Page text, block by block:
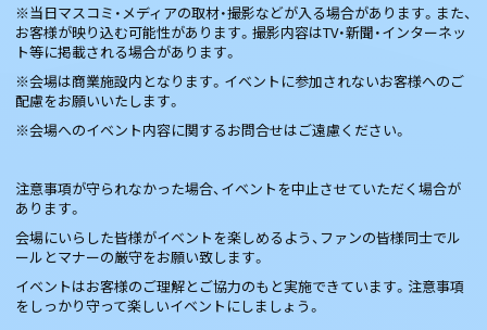
※当日マスコミ・メディアの取材・撮影などが入る場合があります。また、
お客様が映り込む可能性があります。撮影内容はTV・新聞・インターネッ
ト等に掲載される場合があります。
※会場は商業施設内となります。イベントに参加されないお客様へのご
配慮をお願いいたします。
※会場へのイベント内容に関するお問合せはご遠慮ください。
注意事項が守られなかった場合、イベントを中止させていただく場合が
あります。
会場にいらした皆様がイベントを楽しめるよう、ファンの皆様同士でル
ールとマナーの厳守をお願い致します。
イベントはお客様のご理解とご協力のもと実施できています。注意事項
をしっかり守って楽しいイベントにしましょう。